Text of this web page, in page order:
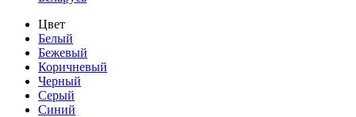
Цвет
Белый
Бежевый
Коричневый
Черный
Серый
Синий